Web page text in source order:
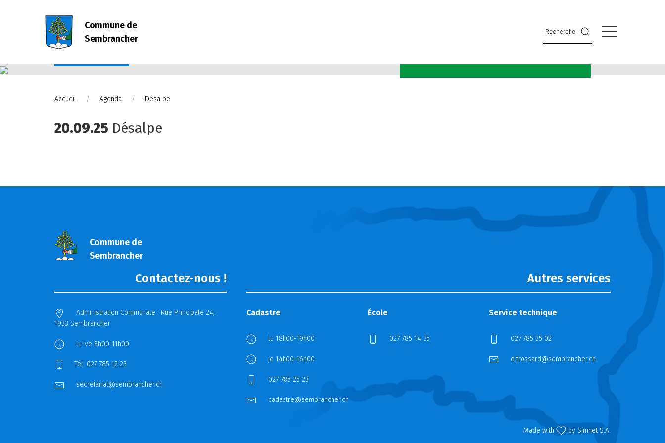
Commune de
Sembrancher
Recherche
Accueil Agenda Désalpe
20.09.25 Désalpe
Commune de
Sembrancher
Contactez-nous !
Administration Communale : Rue Principale 24,
1933 Sembrancher
lu-ve 8h00-11h00
Tél: 027 785 12 23
secretariat@sembrancher.ch
Autres services
Cadastre
lu 18h00-19h00
je 14h00-16h00
027 785 25 23
cadastre@sembrancher.ch
École
027 785 14 35
Service technique
027 785 35 02
d.frossard@sembrancher.ch
Made with by Simnet S.A.